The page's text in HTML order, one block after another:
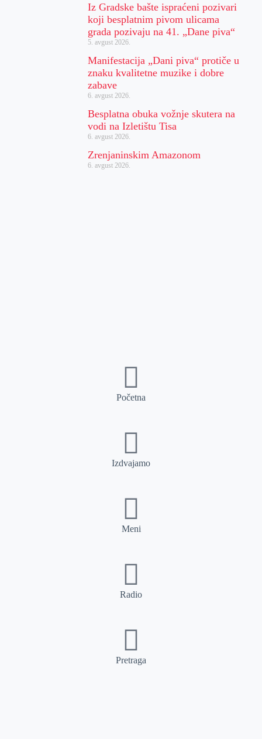
Iz Gradske bašte ispraćeni pozivari
koji besplatnim pivom ulicama
grada pozivaju na 41. „Dane piva“
5. avgust 2026.
Manifestacija „Dani piva“ protiče u
znaku kvalitetne muzike i dobre
zabave
6. avgust 2026.
Besplatna obuka vožnje skutera na
vodi na Izletištu Tisa
6. avgust 2026.
Zrenjaninskim Amazonom
6. avgust 2026.
Početna
Izdvajamo
Meni
Radio
Pretraga